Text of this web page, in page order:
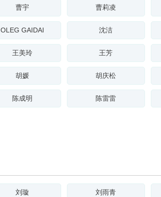
曹宇 曹莉凌
OLEG GAIDAI 沈洁
王美玲 王芳
胡媛 胡庆松
陈成明 陈雷雷
刘璇 刘雨青